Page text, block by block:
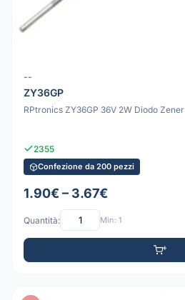
--
ZY36GP
RPtronics ZY36GP 36V 2W Diodo Zener
2355
Confezione da 200 pezzi
1.90€ – 3.67€
Quantità: Min: 1